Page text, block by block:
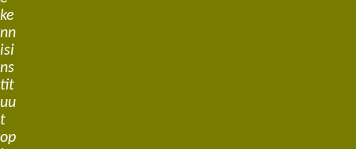
ke
nn
isi
ns
tit
uu
t
op